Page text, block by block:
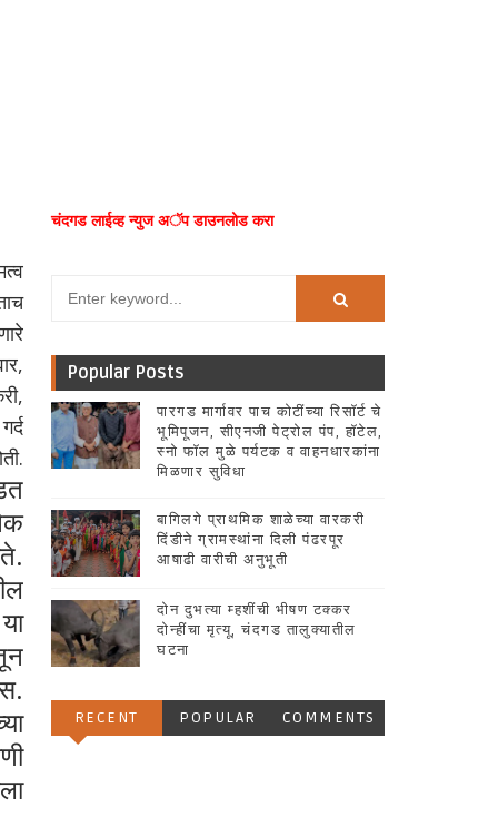
चंदगड लाईव्ह न्युज अॅप डाउनलोड करा
Popular Posts
पारगड मार्गावर पाच कोटींच्या रिसॉर्ट चे
भूमिपूजन, सीएनजी पेट्रोल पंप, हॉटेल,
स्नो फॉल मुळे पर्यटक व वाहनधारकांना
मिळणार सुविधा
बागिलगे प्राथमिक शाळेच्या वारकरी
दिंडीने ग्रामस्थांना दिली पंढरपूर
आषाढी वारीची अनुभूती
दोन दुभत्या म्हशींची भीषण टक्कर
दोन्हींचा मृत्यू, चंदगड तालुक्यातील
घटना
RECENT POPULAR COMMENTS